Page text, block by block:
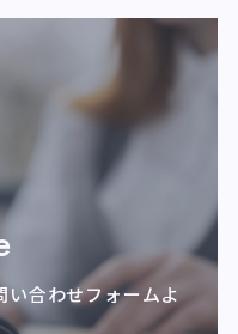
い合わせフォームよ